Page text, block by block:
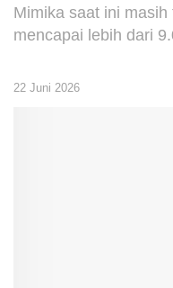
Mimika saat ini
mencapai lebih dari
22 Juni 2026